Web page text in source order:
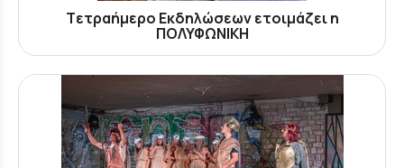
Tετραήμερο Eκδηλώσεων ετοιμάζει η
ΠΟΛΥΦΩΝΙΚΗ